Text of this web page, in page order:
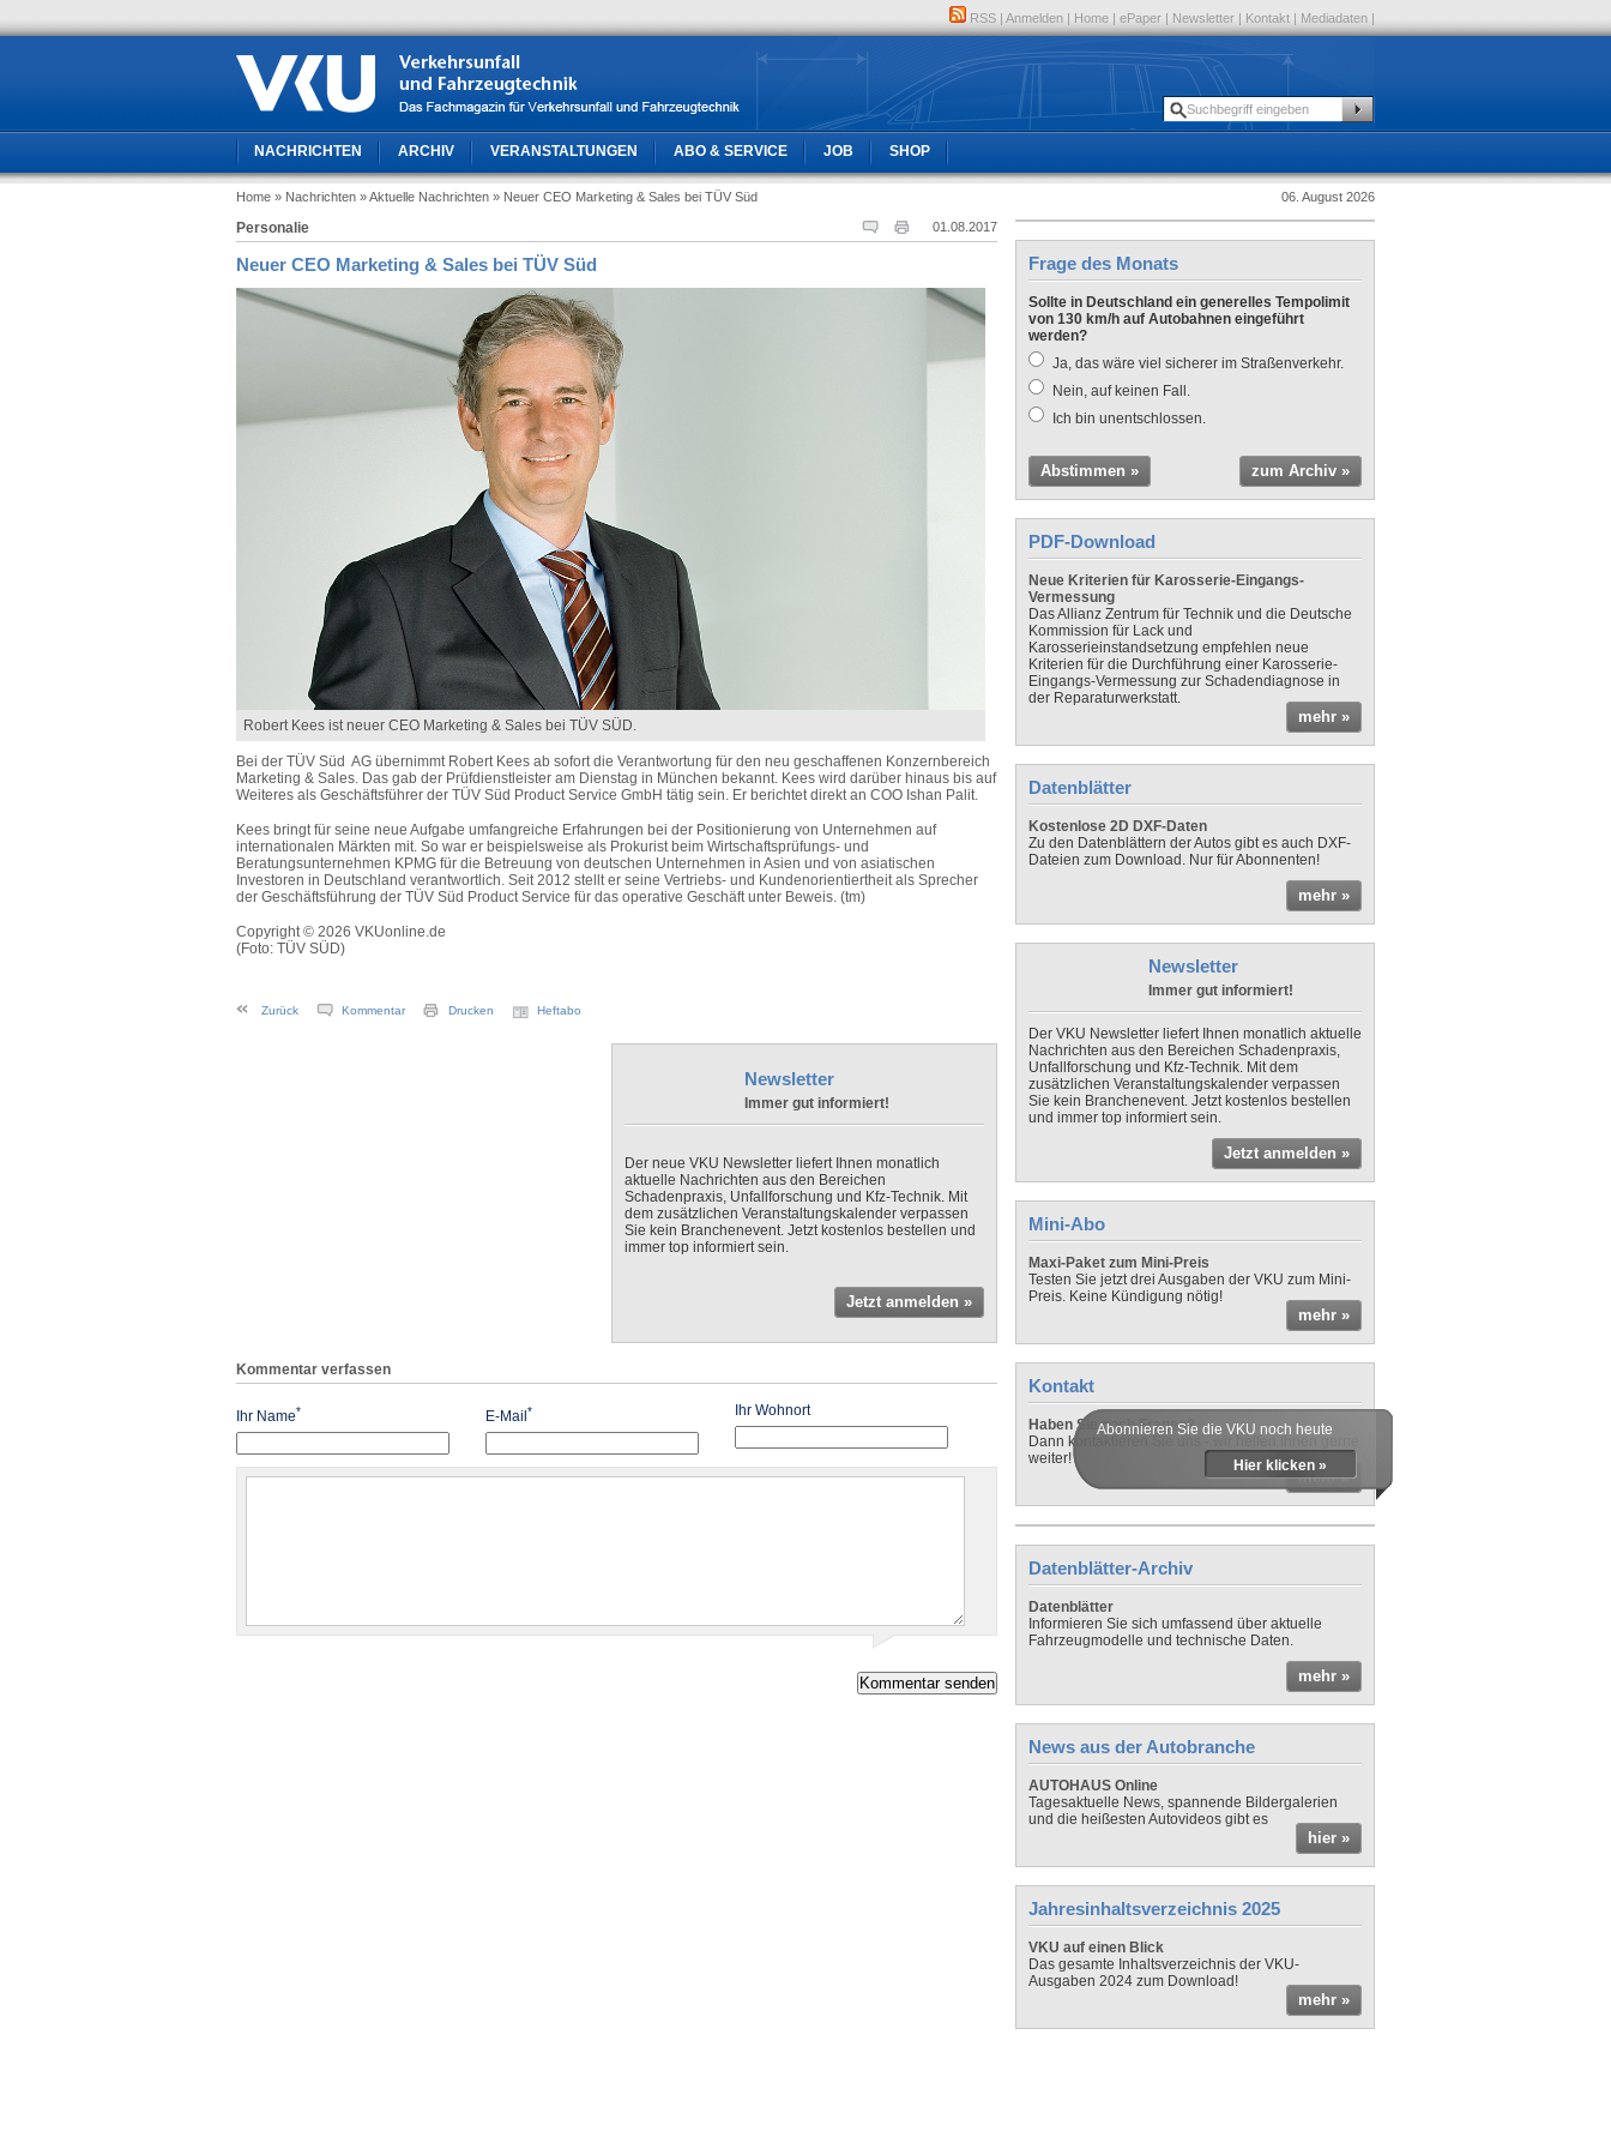
RSS | Anmelden | Home | ePaper | Newsletter | Kontakt | Mediadaten |
NACHRICHTEN ARCHIV VERANSTALTUNGEN ABO & SERVICE JOB SHOP
Home » Nachrichten » Aktuelle Nachrichten » Neuer CEO Marketing & Sales bei TÜV Süd 06. August 2026
01.08.2017
Personalie
Neuer CEO Marketing & Sales bei TÜV Süd
Robert Kees ist neuer CEO Marketing & Sales bei TÜV SÜD.
Bei der TÜV Süd AG übernimmt Robert Kees ab sofort die Verantwortung für den neu geschaffenen Konzernbereich
Marketing & Sales. Das gab der Prüfdienstleister am Dienstag in München bekannt. Kees wird darüber hinaus bis auf
Weiteres als Geschäftsführer der TÜV Süd Product Service GmbH tätig sein. Er berichtet direkt an COO Ishan Palit.
Kees bringt für seine neue Aufgabe umfangreiche Erfahrungen bei der Positionierung von Unternehmen auf
internationalen Märkten mit. So war er beispielsweise als Prokurist beim Wirtschaftsprüfungs- und
Beratungsunternehmen KPMG für die Betreuung von deutschen Unternehmen in Asien und von asiatischen
Investoren in Deutschland verantwortlich. Seit 2012 stellt er seine Vertriebs- und Kundenorientiertheit als Sprecher
der Geschäftsführung der TÜV Süd Product Service für das operative Geschäft unter Beweis. (tm)
Copyright © 2026 VKUonline.de
(Foto: TÜV SÜD)
Zurück Kommentar Drucken Heftabo
Newsletter
Immer gut informiert!
Der neue VKU Newsletter liefert Ihnen monatlich
aktuelle Nachrichten aus den Bereichen
Schadenpraxis, Unfallforschung und Kfz-Technik. Mit
dem zusätzlichen Veranstaltungskalender verpassen
Sie kein Branchenevent. Jetzt kostenlos bestellen und
immer top informiert sein.
Jetzt anmelden »
Kommentar verfassen
Ihr Name* E-Mail* Ihr Wohnort
Frage des Monats
Sollte in Deutschland ein generelles Tempolimit
von 130 km/h auf Autobahnen eingeführt
werden?
Ja, das wäre viel sicherer im Straßenverkehr.
Nein, auf keinen Fall.
Ich bin unentschlossen.
Abstimmen » zum Archiv »
PDF-Download
Neue Kriterien für Karosserie-Eingangs-
Vermessung
Das Allianz Zentrum für Technik und die Deutsche
Kommission für Lack und
Karosserieinstandsetzung empfehlen neue
Kriterien für die Durchführung einer Karosserie-
Eingangs-Vermessung zur Schadendiagnose in
der Reparaturwerkstatt.
mehr »
Datenblätter
Kostenlose 2D DXF-Daten
Zu den Datenblättern der Autos gibt es auch DXF-
Dateien zum Download. Nur für Abonnenten!
mehr »
Newsletter
Immer gut informiert!
Der VKU Newsletter liefert Ihnen monatlich aktuelle
Nachrichten aus den Bereichen Schadenpraxis,
Unfallforschung und Kfz-Technik. Mit dem
zusätzlichen Veranstaltungskalender verpassen
Sie kein Branchenevent. Jetzt kostenlos bestellen
und immer top informiert sein.
Jetzt anmelden »
Mini-Abo
Maxi-Paket zum Mini-Preis
Testen Sie jetzt drei Ausgaben der VKU zum Mini-
Preis. Keine Kündigung nötig!
mehr »
Kontakt
Haben Sie noch Fragen?
Dann kontaktieren Sie uns - wir helfen Ihnen gerne
weiter!
mehr »
Abonnieren Sie die VKU noch heute
Hier klicken »
Datenblätter-Archiv
Datenblätter
Informieren Sie sich umfassend über aktuelle
Fahrzeugmodelle und technische Daten.
mehr »
News aus der Autobranche
AUTOHAUS Online
Tagesaktuelle News, spannende Bildergalerien
und die heißesten Autovideos gibt es
hier »
Jahresinhaltsverzeichnis 2025
VKU auf einen Blick
Das gesamte Inhaltsverzeichnis der VKU-
Ausgaben 2024 zum Download!
mehr »